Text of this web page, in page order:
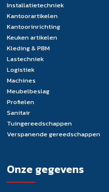
Installatietechniek
Kantoorartikelen
Kantoorinrichting
Keuken artikelen
Kleding & PBM
Lastechniek
Logistiek
Machines
Meubelbeslag
Profielen
Sanitair
Tuingereedschappen
Verspanende gereedschappen
Onze gegevens